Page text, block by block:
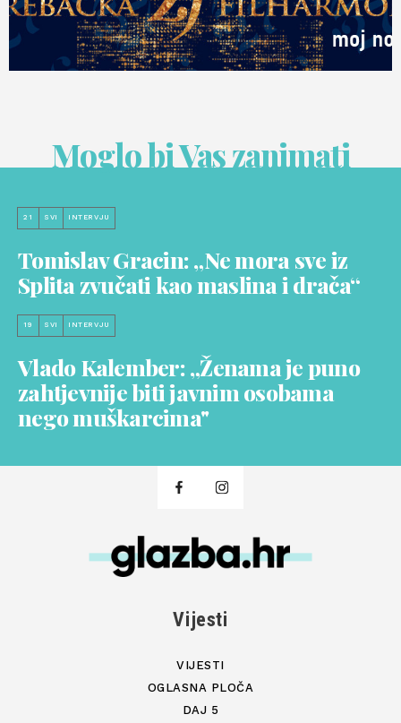
Moglo bi Vas zanimati
21 SVI INTERVJU
Tomislav Gracin: „Ne mora sve iz
Splita zvučati kao maslina i drača“
19 SVI INTERVJU
Vlado Kalember: „Ženama je puno
zahtjevnije biti javnim osobama
nego muškarcima"
Vijesti
VIJESTI
OGLASNA PLOČA
DAJ 5